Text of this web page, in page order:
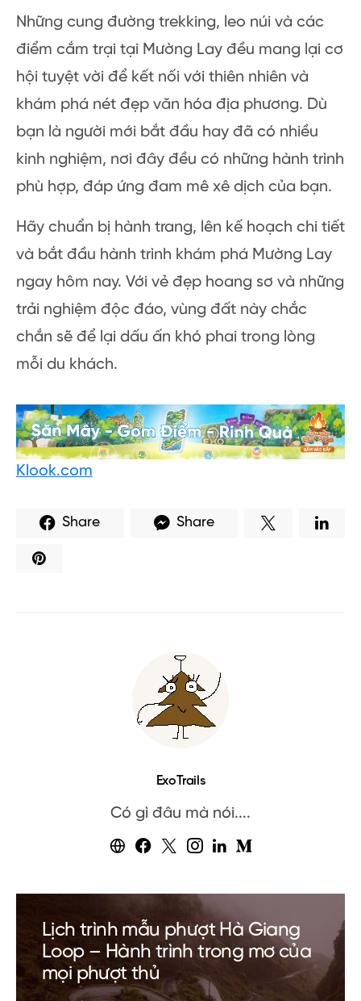
Những cung đường trekking, leo núi và các
điểm cắm trại tại Mường Lay đều mang lại cơ
hội tuyệt vời để kết nối với thiên nhiên và
khám phá nét đẹp văn hóa địa phương. Dù
bạn là người mới bắt đầu hay đã có nhiều
kinh nghiệm, nơi đây đều có những hành trình
phù hợp, đáp ứng đam mê xê dịch của bạn.
Hãy chuẩn bị hành trang, lên kế hoạch chi tiết
và bắt đầu hành trình khám phá Mường Lay
ngay hôm nay. Với vẻ đẹp hoang sơ và những
trải nghiệm độc đáo, vùng đất này chắc
chắn sẽ để lại dấu ấn khó phai trong lòng
mỗi du khách.
Klook.com
Share Share
ExoTrails
Có gì đâu mà nói....
Lịch trình mẫu phượt Hà Giang
Loop – Hành trình trong mơ của
mọi phượt thủ